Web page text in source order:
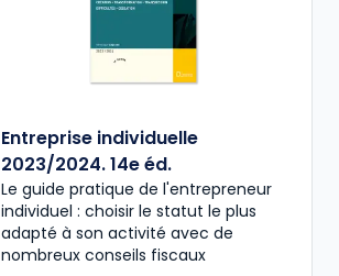
Entreprise individuelle
2023/2024. 14e éd.
Le guide pratique de l'entrepreneur
individuel : choisir le statut le plus
adapté à son activité avec de
nombreux conseils fiscaux